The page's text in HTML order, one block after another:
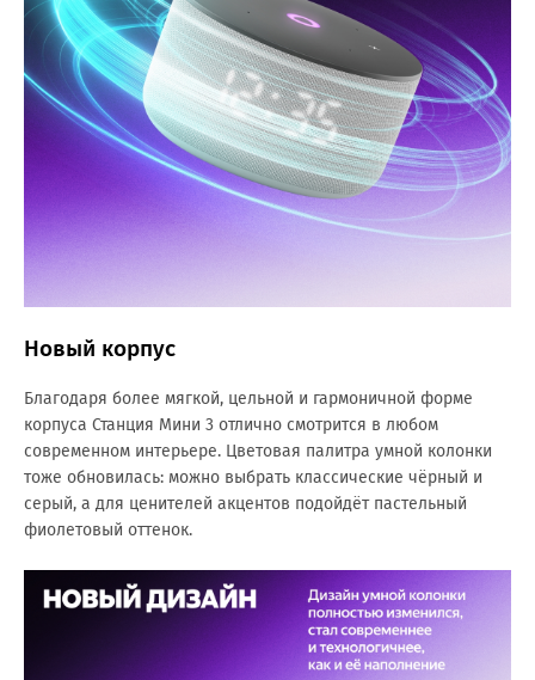
Новый корпус
Благодаря более мягкой, цельной и гармоничной форме
корпуса Станция Мини 3 отлично смотрится в любом
современном интерьере. Цветовая палитра умной колонки
тоже обновилась: можно выбрать классические чёрный и
серый, а для ценителей акцентов подойдёт пастельный
фиолетовый оттенок.